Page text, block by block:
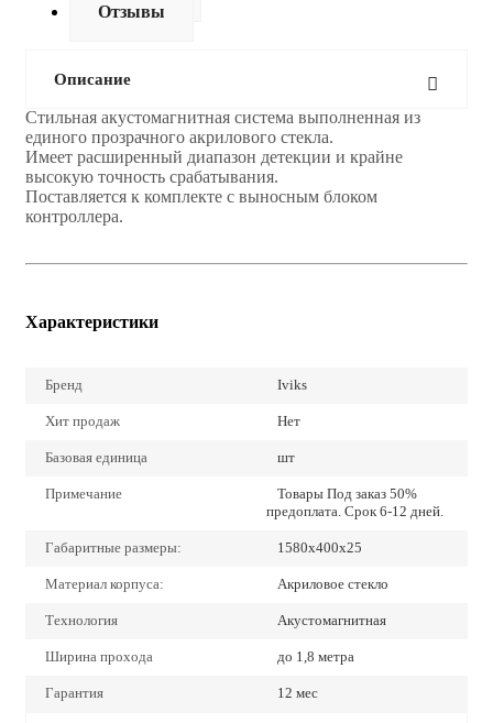
Отзывы
Описание
Стильная акустомагнитная система выполненная из
единого прозрачного акрилового стекла.
Имеет расширенный диапазон детекции и крайне
высокую точность срабатывания.
Поставляется к комплекте с выносным блоком
контроллера.
Характеристики
Бренд Iviks
Хит продаж Нет
Базовая единица шт
Примечание
Товары Под заказ 50%
предоплата. Срок 6-12 дней.
Габаритные размеры: 1580x400x25
Материал корпуса: Акриловое стекло
Технология Акустомагнитная
Ширина прохода до 1,8 метра
Гарантия 12 мес